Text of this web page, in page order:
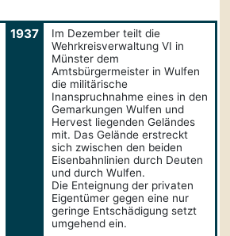
1937
Im Dezember teilt die
Wehrkreisverwaltung VI in
Münster dem
Amtsbürgermeister in Wulfen
die militärische
Inanspruchnahme eines in den
Gemarkungen Wulfen und
Hervest liegenden Geländes
mit. Das Gelände erstreckt
sich zwischen den beiden
Eisenbahnlinien durch Deuten
und durch Wulfen.
Die Enteignung der privaten
Eigentümer gegen eine nur
geringe Entschädigung setzt
umgehend ein.